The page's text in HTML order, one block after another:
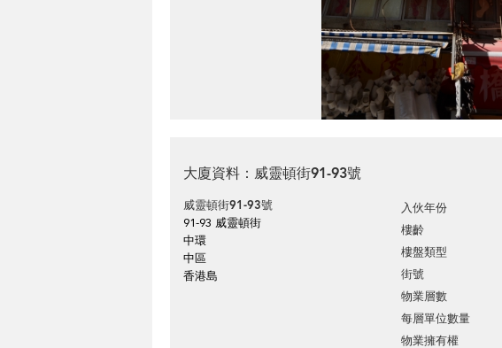
大廈資料：威靈頓街91-93號
威靈頓街91-93號
91-93 威靈頓街
中環
中區
香港島
入伙年份
樓齡
樓盤類型
街號
物業層數
每層單位數量
物業擁有權